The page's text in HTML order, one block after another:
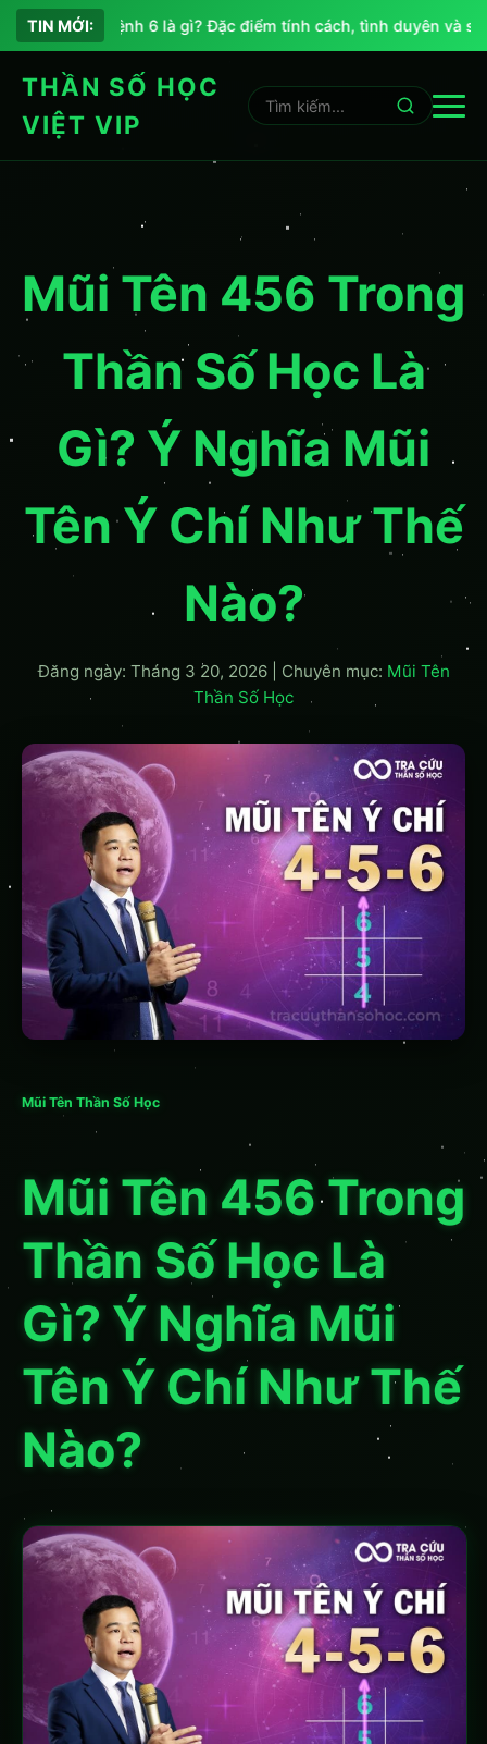
TIN MỚI:
Chỉ số sứ mệnh 6 là gì? Đặc điểm tính cách, tình duyên và sự
THẦN SỐ HỌC
VIỆT VIP
Mũi Tên 456 Trong
Thần Số Học Là
Gì? Ý Nghĩa Mũi
Tên Ý Chí Như Thế
Nào?
Đăng ngày: Tháng 3 20, 2026| Chuyên mục: Mũi Tên
Thần Số Học
Mũi Tên Thần Số Học
Mũi Tên 456 Trong
Thần Số Học Là
Gì? Ý Nghĩa Mũi
Tên Ý Chí Như Thế
Nào?